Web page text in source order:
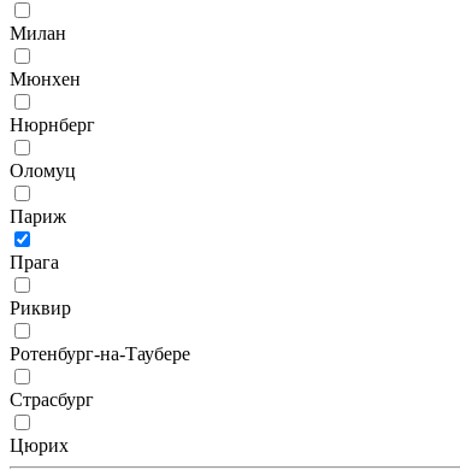
Милан
Мюнхен
Нюрнберг
Оломуц
Париж
Прага
Риквир
Ротенбург-на-Таубере
Страсбург
Цюрих